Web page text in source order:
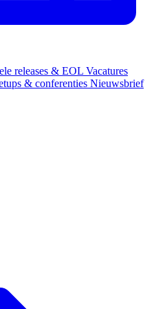
releases & EOL Vacatures
& conferenties Nieuwsbrief